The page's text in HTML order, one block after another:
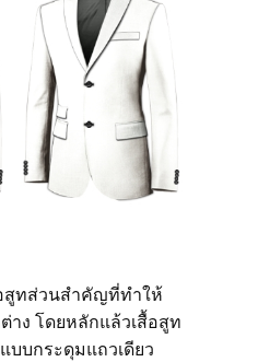
มรูปแบบ
รม
ค
สูทส่วนสำคัญที่ทำให้
ง โดยหลักแล้วเสื้อสูท
บบกระดุมแถวเดียว